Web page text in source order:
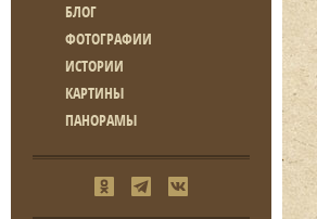
БЛОГ
ФОТОГРАФИИ
ИСТОРИИ
КАРТИНЫ
ПАНОРАМЫ